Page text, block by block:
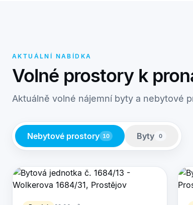
AKTUÁLNÍ NABÍDKA
Volné prostory k
Aktuálně volné nájemní byty a nebytové
Nebytové prostory 10 Byty 0